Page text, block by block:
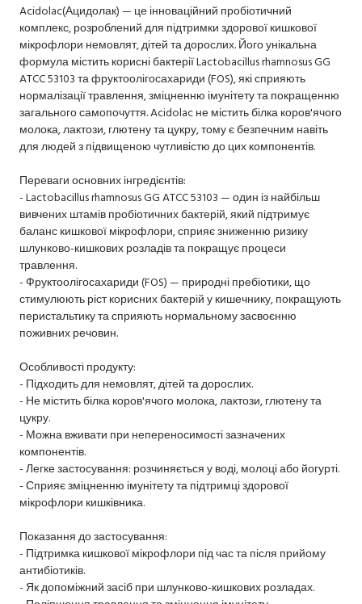
Acidolac(Ацидолак) — це інноваційний пробіотичний
комплекс, розроблений для підтримки здорової кишкової
мікрофлори немовлят, дітей та дорослих. Його унікальна
формула містить корисні бактерії Lactobacillus rhamnosus GG
ATCC 53103 та фруктоолігосахариди (FOS), які сприяють
нормалізації травлення, зміцненню імунітету та покращенню
загального самопочуття. Acidolac не містить білка коров'ячого
молока, лактози, глютену та цукру, тому є безпечним навіть
для людей з підвищеною чутливістю до цих компонентів.
Переваги основних інгредієнтів:
- Lactobacillus rhamnosus GG ATCC 53103 — один із найбільш
вивчених штамів пробіотичних бактерій, який підтримує
баланс кишкової мікрофлори, сприяє зниженню ризику
шлунково-кишкових розладів та покращує процеси
травлення.
- Фруктоолігосахариди (FOS) — природні пребіотики, що
стимулюють ріст корисних бактерій у кишечнику, покращують
перистальтику та сприяють нормальному засвоєнню
поживних речовин.
Особливості продукту:
- Підходить для немовлят, дітей та дорослих.
- Не містить білка коров'ячого молока, лактози, глютену та
цукру.
- Можна вживати при непереносимості зазначених
компонентів.
- Легке застосування: розчиняється у воді, молоці або йогурті.
- Сприяє зміцненню імунітету та підтримці здорової
мікрофлори кишківника.
Показання до застосування:
- Підтримка кишкової мікрофлори під час та після прийому
антибіотиків.
- Як допоміжний засіб при шлунково-кишкових розладах.